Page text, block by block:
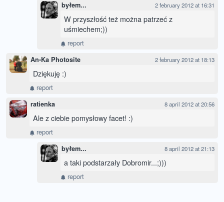
byłem... 2 february 2012 at 16:31
W przyszłość też można patrzeć z
uśmiechem;))
report
An-Ka Photosite 2 february 2012 at 18:13
Dziękuję :)
report
ratienka 8 april 2012 at 20:56
Ale z ciebie pomysłowy facet! :)
report
byłem... 8 april 2012 at 21:13
a taki podstarzały Dobromir...;)))
report